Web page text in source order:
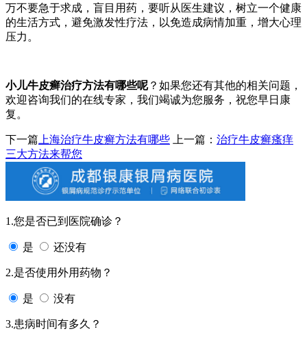
万不要急于求成，盲目用药，要听从医生建议，树立一个健康
的生活方式，避免激发性疗法，以免造成病情加重，增大心理
压力。
小儿牛皮癣治疗方法有哪些呢？如果您还有其他的相关问题，
欢迎咨询我们的在线专家，我们竭诚为您服务，祝您早日康
复。
下一篇 上海治疗牛皮癣方法有哪些 上一篇： 治疗牛皮癣瘙痒
三大方法来帮您
1.您是否已到医院确诊？
是 还没有
2.是否使用外用药物？
是 没有
3.患病时间有多久？